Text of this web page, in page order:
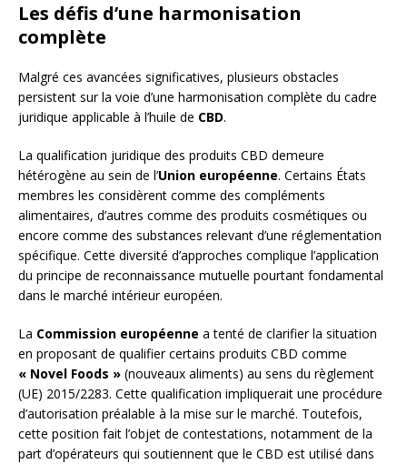
Les défis d’une harmonisation
complète
Malgré ces avancées significatives, plusieurs obstacles
persistent sur la voie d’une harmonisation complète du cadre
juridique applicable à l’huile de CBD.
La qualification juridique des produits CBD demeure
hétérogène au sein de l’Union européenne. Certains États
membres les considèrent comme des compléments
alimentaires, d’autres comme des produits cosmétiques ou
encore comme des substances relevant d’une réglementation
spécifique. Cette diversité d’approches complique l’application
du principe de reconnaissance mutuelle pourtant fondamental
dans le marché intérieur européen.
La Commission européenne a tenté de clarifier la situation
en proposant de qualifier certains produits CBD comme
« Novel Foods » (nouveaux aliments) au sens du règlement
(UE) 2015/2283. Cette qualification impliquerait une procédure
d’autorisation préalable à la mise sur le marché. Toutefois,
cette position fait l’objet de contestations, notamment de la
part d’opérateurs qui soutiennent que le CBD est utilisé dans